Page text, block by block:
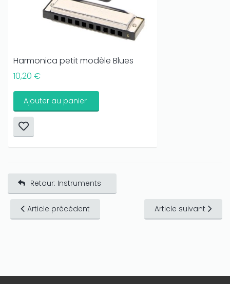
Harmonica petit modèle Blues
10,20 €
Ajouter au panier
Retour: Instruments
Article précédent Article suivant